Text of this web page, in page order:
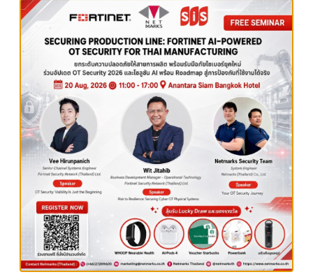
ระบบ OT ที่มีอายุมากกว่า 30 ปี อาจมีช่องโหว่ด้าน
ความปลอดภัย ผู้โจมตีสามารถใช้โปรแกรมที่สร้างขึ้น
เพื่อโจมตีเซิร์ฟเวอร์เก่า เช่น Windows 2008 ซึ่งมี
การควบคุมความปลอดภัยที่จำกัด
2. การควบคุมความปลอดภัยบนอุปกรณ์ OT รุ่นเก่า
🛠️🔒
อุปกรณ์ OT รุ่นเก่าที่ถูกใช้มานานก่อนที่จะมีการให้ความ
สำคัญกับความปลอดภัยทางไซเบอร์ มักไม่มีระบบ
ควบคุมความปลอดภัยที่เหมาะสม เช่น เซ็นเซอร์ที่ติดตั้ง
บนวาล์วและเชื่อมต่อกับเครือข่ายภายในที่ไม่มีระบบ
ควบคุมความปลอดภัย